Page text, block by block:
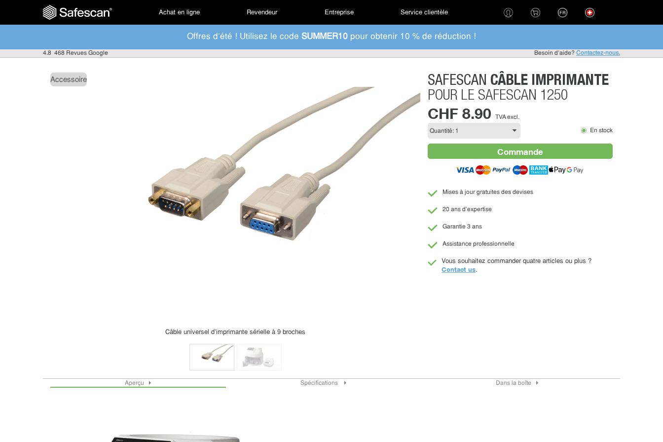
Achat en ligne Revendeur Entreprise Service clientèle FR
Offres d'été ! Utilisez le code SUMMER10 pour obtenir 10 % de réduction !
4.8 468 Revues Google Besoin d'aide? Contactez-nous.
Accessoire
Câble universel d'imprimante sérielle à 9 broches
SAFESCAN CÂBLE IMPRIMANTE
POUR LE SAFESCAN 1250
CHF 8.90 TVA excl.
En stock
Commande
Mises à jour gratuites des devises
20 ans d'expertise
Garantie 3 ans
Assistance professionnelle
Vous souhaitez commander quatre articles ou plus ?
Contact us.
Aperçu Spécifications Dans la boîte